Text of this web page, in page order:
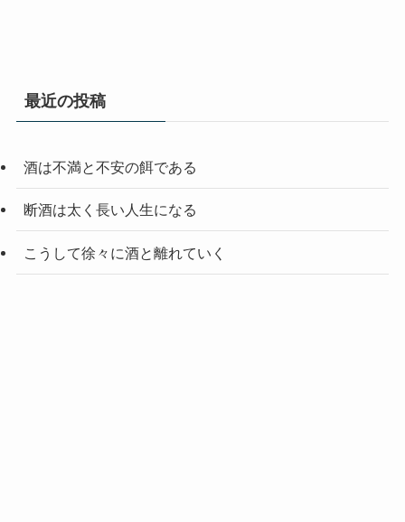
最近の投稿
酒は不満と不安の餌である
断酒は太く長い人生になる
こうして徐々に酒と離れていく